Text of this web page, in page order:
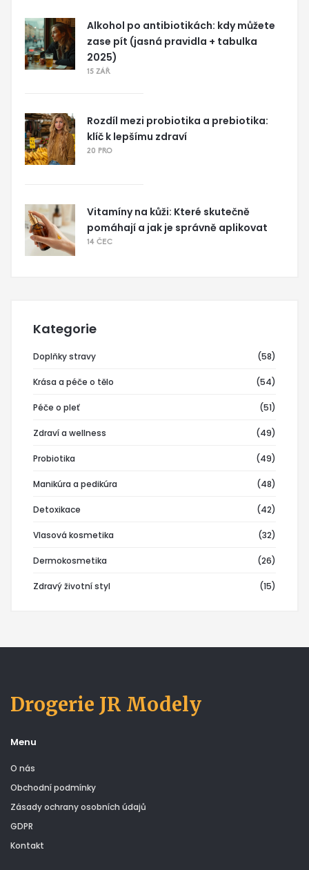
Alkohol po antibiotikách: kdy můžete
zase pít (jasná pravidla + tabulka
2025)
15 ZÁŘ
Rozdíl mezi probiotika a prebiotika:
klíč k lepšímu zdraví
20 PRO
Vitamíny na kůži: Které skutečně
pomáhají a jak je správně aplikovat
14 ČEC
Kategorie
Doplňky stravy (58)
Krása a péče o tělo (54)
Péče o pleť (51)
Zdraví a wellness (49)
Probiotika (49)
Manikúra a pedikúra (48)
Detoxikace (42)
Vlasová kosmetika (32)
Dermokosmetika (26)
Zdravý životní styl (15)
Drogerie JR Modely
Menu
O nás
Obchodní podmínky
Zásady ochrany osobních údajů
GDPR
Kontakt